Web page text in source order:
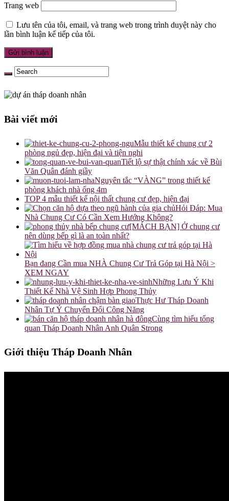
Trang web
Lưu tên của tôi, email, và trang web trong trình duyệt này cho
lần bình luận kế tiếp của tôi.
Bài viết mới
Mẫu thiết kế chung cư 2
phòng ngủ đẹp, hiện đại và tiện nghi
Tiết lộ sự thật chính xác về Bùi
Văn Quân đánh giầy
Nguyên tắc “VÀNG” trong thiết kế
phòng khách nhà ống 4m
TOP 4 mẫu thiết kế nội thất chung cư đẹp, hiện đại
Hỏi Đáp: Mua
Nhà Chung Cư Có Cần Xem Hướng Không?
[MÁCH BẠN] Ở chung cư
nên dùng bếp gì là an toàn nhất?
Bạn đang Cần mua NHÀ Chung Cư Trả Góp tại Hà Nội >
XEM NGAY
Những Lưu Ý Khi
Thiết Kế Nhà Vệ Sinh Hợp Phong Thủy
Thực Hư Tháp Doanh
Nhân Tự Ý Chuyển Đổi Công Năng
Cùng tìm hiểu tổng
quan Tháp Doanh Nhân Anh Quân Strong
Giới thiệu Tháp Doanh Nhân